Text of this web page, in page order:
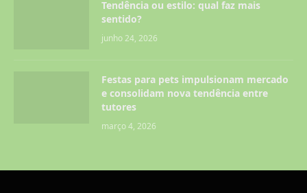
Tendência ou estilo: qual faz mais
sentido?
junho 24, 2026
Festas para pets impulsionam mercado
e consolidam nova tendência entre
tutores
março 4, 2026